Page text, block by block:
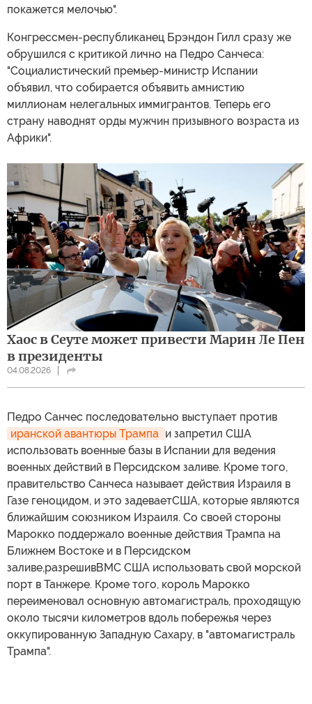
покажется мелочью".
Конгрессмен-республиканец Брэндон Гилл сразу же
обрушился с критикой лично на Педро Санчеса:
"Социалистический премьер-министр Испании
объявил, что собирается объявить амнистию
миллионам нелегальных иммигрантов. Теперь его
страну наводнят орды мужчин призывного возраста из
Африки".
Хаос в Сеуте может привести Марин Ле Пен
в президенты
04.08.2026
Педро Санчес последовательно выступает против
иранской авантюры Трампа и запретил США
использовать военные базы в Испании для ведения
военных действий в Персидском заливе. Кроме того,
правительство Санчеса называет действия Израиля в
Газе геноцидом, и это задеваетСША, которые являются
ближайшим союзником Израиля. Со своей стороны
Марокко поддержало военные действия Трампа на
Ближнем Востоке и в Персидском
заливе,разрешивВМС США использовать свой морской
порт в Танжере. Кроме того, король Марокко
переименовал основную автомагистраль, проходящую
около тысячи километров вдоль побережья через
оккупированную Западную Сахару, в "автомагистраль
Трампа".